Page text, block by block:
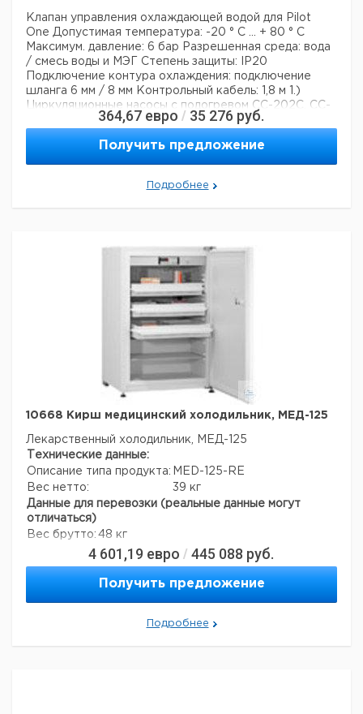
Клапан управления охлаждающей водой для Pilot
One Допустимая температура: -20 ° С ... + 80 ° С
Максимум. давление: 6 бар
Разрешенная среда: вода
/ смесь воды и МЭГ Степень защиты: IP20
Подключение контура охлаждения: подключение
шланга 6 мм / 8 мм
Контрольный кабель: 1,8 м
1.)
Циркуляционные насосы с подогревом CC-202C, CC-
205B, CC-304B, CC-308B и CC315B (в стандартной
комплектации установлен охлаждающий змеевик)2.)
Циркуляционные ванны с подогревом от CC-104A до
CC-118A в сочетании с дополнительной охлаждающей
3.) Waerme-Badthermostate CC-
208B - CC-225B в сочетании с дополнительной
охлаждающей катушкой # 305644.) Устройства
использования с циркуляционными насосами KISS.
Технические данные:
Данные для перевозки (реальные данные могут
364,67 евро / 35 276 руб.
Получить предложение
Подробнее
10668 Кирш медицинский холодильник, МЕД-125
Лекарственный холодильник, МЕД-125
Технические данные:
Описание типа продукта: MED-125-RE
Вес нетто:
39 кг
Данные для перевозки (реальные данные могут
отличаться)
Вес брутто: 48 кг
4 601,19 евро / 445 088 руб.
Получить предложение
Подробнее